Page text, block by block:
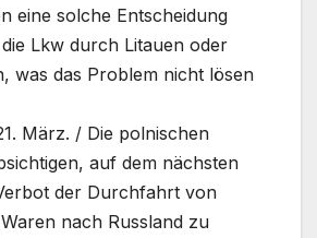
eine solche Entscheidung
Lkw durch Litauen oder
was das Problem nicht lösen
März. / Die polnischen
auf dem nächsten
der Durchfahrt von
nach Russland zu